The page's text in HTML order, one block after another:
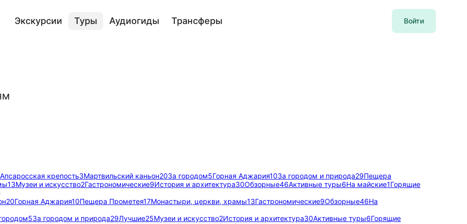
Экскурсии Туры Аудиогиды Трансферы Войти
крепость3Мартвильский каньон20За городом5Горная Аджария10За городом и природа29Пещера
13Музеи и искусство2Гастрономические9История и архитектура30Обзорные46Активные туры6На майские1Горящие
20Горная Аджария10Пещера Прометея17Монастыри, церкви, храмы13Гастрономические9Обзорные46На
5За городом и природа29Лучшие25Музеи и искусство2История и архитектура30Активные туры6Горящие